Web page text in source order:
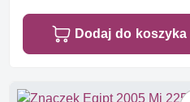
Dodaj do koszyka